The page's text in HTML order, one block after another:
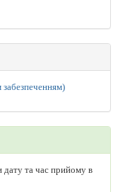
дату та час прийому в